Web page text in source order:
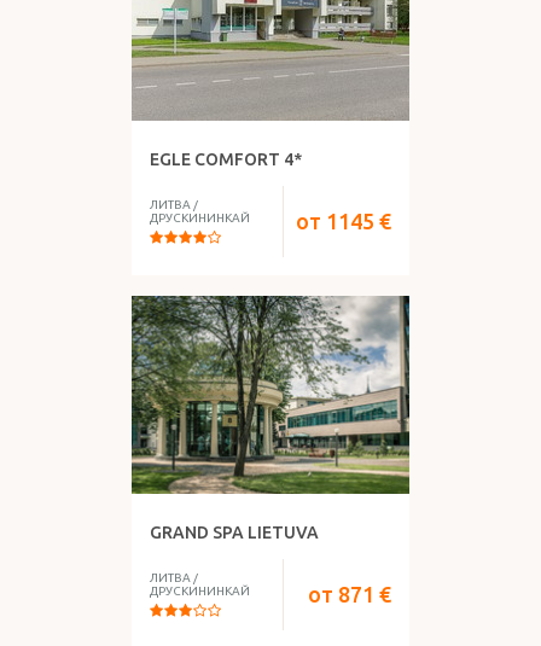
EGLE COMFORT 4*
ЛИТВА/
ДРУСКИНИНКАЙ
от 1145 €
GRAND SPA LIETUVA
ЛИТВА /
ДРУСКИНИНКАЙ
от 871 €